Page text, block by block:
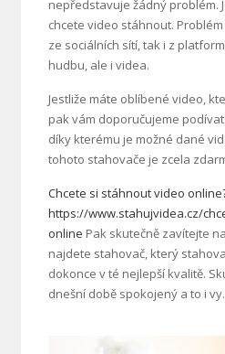
nepředstavuje žádný problém.
chcete video stáhnout.
ze sociálních sítí, tak i z
hudbu, ale i videa.
Jestliže máte oblíbené video,
pak vám doporučujeme
díky kterému je možné dané
tohoto stahovače je zcela
Chcete si stáhnout video
https://www.stahujvidea.cz/
online Pak skutečně zavítejte
najdete stahovač, který
dokonce v té nejlepší kvalitě.
dnešní době spokojený a to i vy.